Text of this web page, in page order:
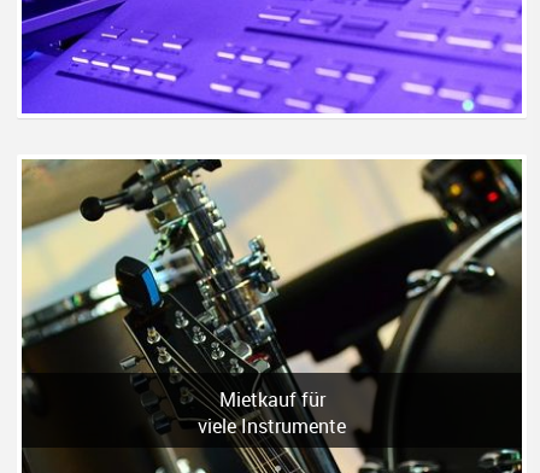
Mietkauf für
viele Instrumente